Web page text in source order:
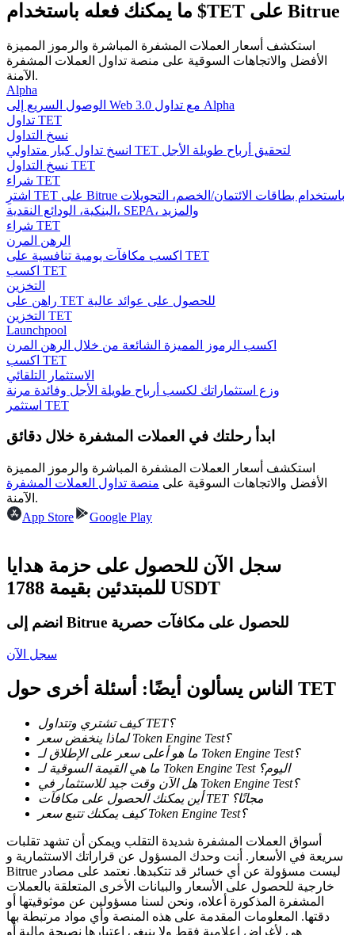
تحليل البيانات الضخمة بما في ذلك المعلومات التجارية، وما
مرشد
دليل المبتدئين للعقود الآجلة
استراتيجيات التداول
تعلم كيفية البقاء مربحة
خنزير الطاقة
احصل على مكافآت تنافسية يوميًا
ما يمكنك فعله باستخدام $TET على Bitrue
استكشف أسعار العملات المشفرة المباشرة والرموز المميزة
الأفضل والاتجاهات السوقية على منصة تداول العملات المشفرة
الآمنة.
Alpha
الوصول السريع إلى Web 3.0 مع تداول Alpha
تداول TET
نسخ التداول
انسخ تداول كبار متداولي TET لتحقيق أرباح طويلة الأجل
نسخ التداول TET
شراء TET
اشترِ TET على Bitrue باستخدام بطاقات الائتمان/الخصم، التحويلات
البنكية، الودائع النقدية، SEPA، والمزيد
شراء TET
الرهن المرن
اكسب مكافآت يومية تنافسية على TET
اكسب TET
التخزين
راهن على TET للحصول على عوائد عالية
التخزين TET
Launchpool
اكسب الرموز المميزة الشائعة من خلال الرهن المرن
اكسب TET
الاستثمار التلقائي
وزع استثماراتك لكسب أرباح طويلة الأجل وفائدة مرنة
استثمر TET
ابدأ رحلتك في العملات المشفرة خلال دقائق
استكشف أسعار العملات المشفرة المباشرة والرموز المميزة
الأفضل والاتجاهات السوقية على منصة تداول العملات المشفرة
الآمنة.
App Store
Google Play
سجل الآن للحصول على حزمة هدايا
للمبتدئين بقيمة 1788 USDT
انضم إلى Bitrue للحصول على مكافآت حصرية
سجل الآن
الناس يسألون أيضًا: أسئلة أخرى حول TET
كيف تشتري وتتداول TET؟
لماذا ينخفض سعر Token Engine Test؟
ما هو أعلى سعر على الإطلاق لـ Token Engine Test؟
ما هي القيمة السوقية لـ Token Engine Test اليوم؟
هل الآن وقت جيد للاستثمار في Token Engine Test؟
أين يمكنك الحصول على مكافآت TET مجانًا؟
كيف يمكنك تتبع سعر Token Engine Test؟
أسواق العملات المشفرة شديدة التقلب ويمكن أن تشهد تقلبات
سريعة في الأسعار. أنت وحدك المسؤول عن قراراتك الاستثمارية و
Bitrue ليست مسؤولة عن أي خسائر قد تتكبدها. نعتمد على مصادر
خارجية للحصول على الأسعار والبيانات الأخرى المتعلقة بالعملات
المشفرة المذكورة أعلاه، ونحن لسنا مسؤولين عن موثوقيتها أو
دقتها. المعلومات المقدمة على هذه المنصة وأي مواد مرتبطة بها
هي لأغراض إعلامية فقط ولا ينبغي اعتبارها نصيحة مالية أو